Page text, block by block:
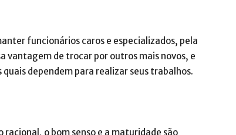
funcionários caros e especializados, pela
vantagem de trocar por outros mais novos, e
dependem para realizar seus trabalhos.
o bom senso e a maturidade são